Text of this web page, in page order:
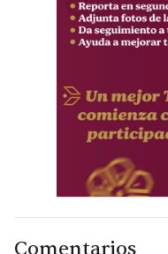
Comentarios